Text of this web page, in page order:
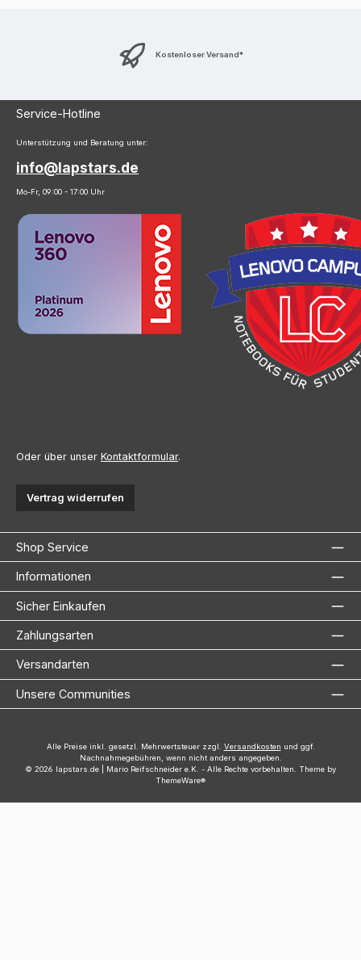
Kostenloser Versand*
Service-Hotline
Unterstützung und Beratung unter:
info@lapstars.de
Mo-Fr, 09:00 - 17:00 Uhr
Oder über unser Kontaktformular.
Vertrag widerrufen
Shop Service
Informationen
Sicher Einkaufen
Zahlungsarten
Versandarten
Unsere Communities
Alle Preise inkl. gesetzl. Mehrwertsteuer zzgl. Versandkosten und ggf.
Nachnahmegebühren, wenn nicht anders angegeben.
© 2026 lapstars.de | Mario Reifschneider e.K. - Alle Rechte vorbehalten. Theme by
ThemeWare®